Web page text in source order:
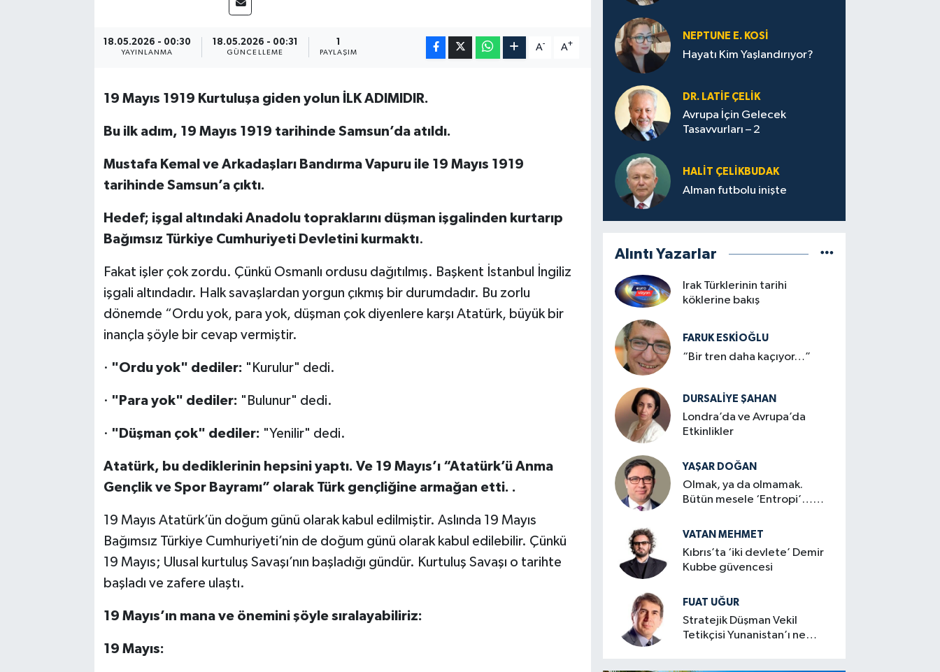
18.05.2026 - 00:30
YAYINLANMA
18.05.2026 - 00:31
GÜNCELLEME PAYLAŞIM
A- A+
19 Mayıs 1919 Kurtuluşa giden yolun İLK ADIMIDIR.
Bu ilk adım, 19 Mayıs 1919 tarihinde Samsun’da atıldı.
Mustafa Kemal ve Arkadaşları Bandırma Vapuru ile 19 Mayıs 1919
tarihinde Samsun’a çıktı.
Hedef; işgal altındaki Anadolu topraklarını düşman işgalinden kurtarıp
Bağımsız Türkiye Cumhuriyeti Devletini kurmaktı.
Fakat işler çok zordu. Çünkü Osmanlı ordusu dağıtılmış. Başkent İstanbul İngiliz
işgali altındadır. Halk savaşlardan yorgun çıkmış bir durumdadır. Bu zorlu
dönemde “Ordu yok, para yok, düşman çok diyenlere karşı Atatürk, büyük bir
inançla şöyle bir cevap vermiştir.
· "Ordu yok" dediler: "Kurulur" dedi.
· "Para yok" dediler: "Bulunur" dedi.
· "Düşman çok" dediler: "Yenilir" dedi.
Atatürk, bu dediklerinin hepsini yaptı. Ve 19 Mayıs’ı “Atatürk’ü Anma
Gençlik ve Spor Bayramı” olarak Türk gençliğine armağan etti. .
19 Mayıs Atatürk’ün doğum günü olarak kabul edilmiştir. Aslında 19 Mayıs
Bağımsız Türkiye Cumhuriyeti’nin de doğum günü olarak kabul edilebilir. Çünkü
19 Mayıs; Ulusal kurtuluş Savaşı’nın başladığı gündür. Kurtuluş Savaşı o tarihte
başladı ve zafere ulaştı.
19 Mayıs’ın mana ve önemini şöyle sıralayabiliriz:
19 Mayıs:
NEPTUNE E. KOSİ
Hayatı Kim Yaşlandırıyor?
DR. LATİF ÇELİK
Avrupa İçin Gelecek
Tasavvurları – 2
HALIT ÇELİKBUDAK
Alman futbolu inişte
Alıntı Yazarlar
Irak Türklerinin tarihi
köklerine bakış
FARUK ESKİOĞLU
“Bir tren daha kaçıyor…”
DURSALIYE ŞAHAN
Londra’da ve Avrupa’da
Etkinlikler
YAŞAR DOĞAN
Olmak, ya da olmamak.
Bütün mesele ‘Entropi’…
VATAN MEHMET
Kıbrıs’ta ‘iki devlete’ Demir
Kubbe güvencesi
FUAT UĞUR
Stratejik Düşman Vekil
Tetikçisi Yunanistan’ı ne